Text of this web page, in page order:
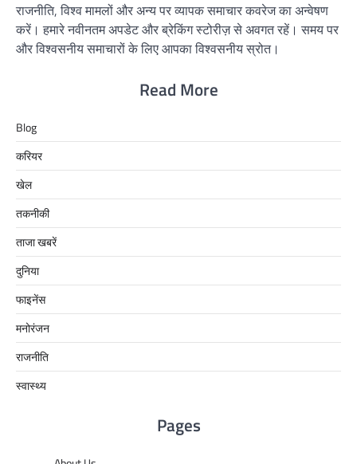
राजनीति, विश्व मामलों और अन्य पर व्यापक समाचार कवरेज का अन्वेषण
करें। हमारे नवीनतम अपडेट और ब्रेकिंग स्टोरीज़ से अवगत रहें। समय पर
और विश्वसनीय समाचारों के लिए आपका विश्वसनीय स्रोत।
Read More
Blog
करियर
खेल
तकनीकी
ताजा खबरें
दुनिया
फाइनेंस
मनोरंजन
राजनीति
स्वास्थ्य
Pages